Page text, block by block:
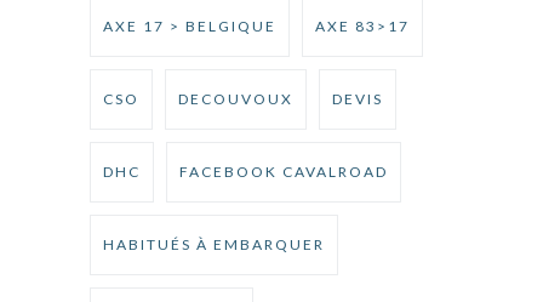
AXE 17 > BELGIQUE AXE 83>17
CSO DECOUVOUX DEVIS
DHC FACEBOOK CAVALROAD
HABITUÉS À EMBARQUER